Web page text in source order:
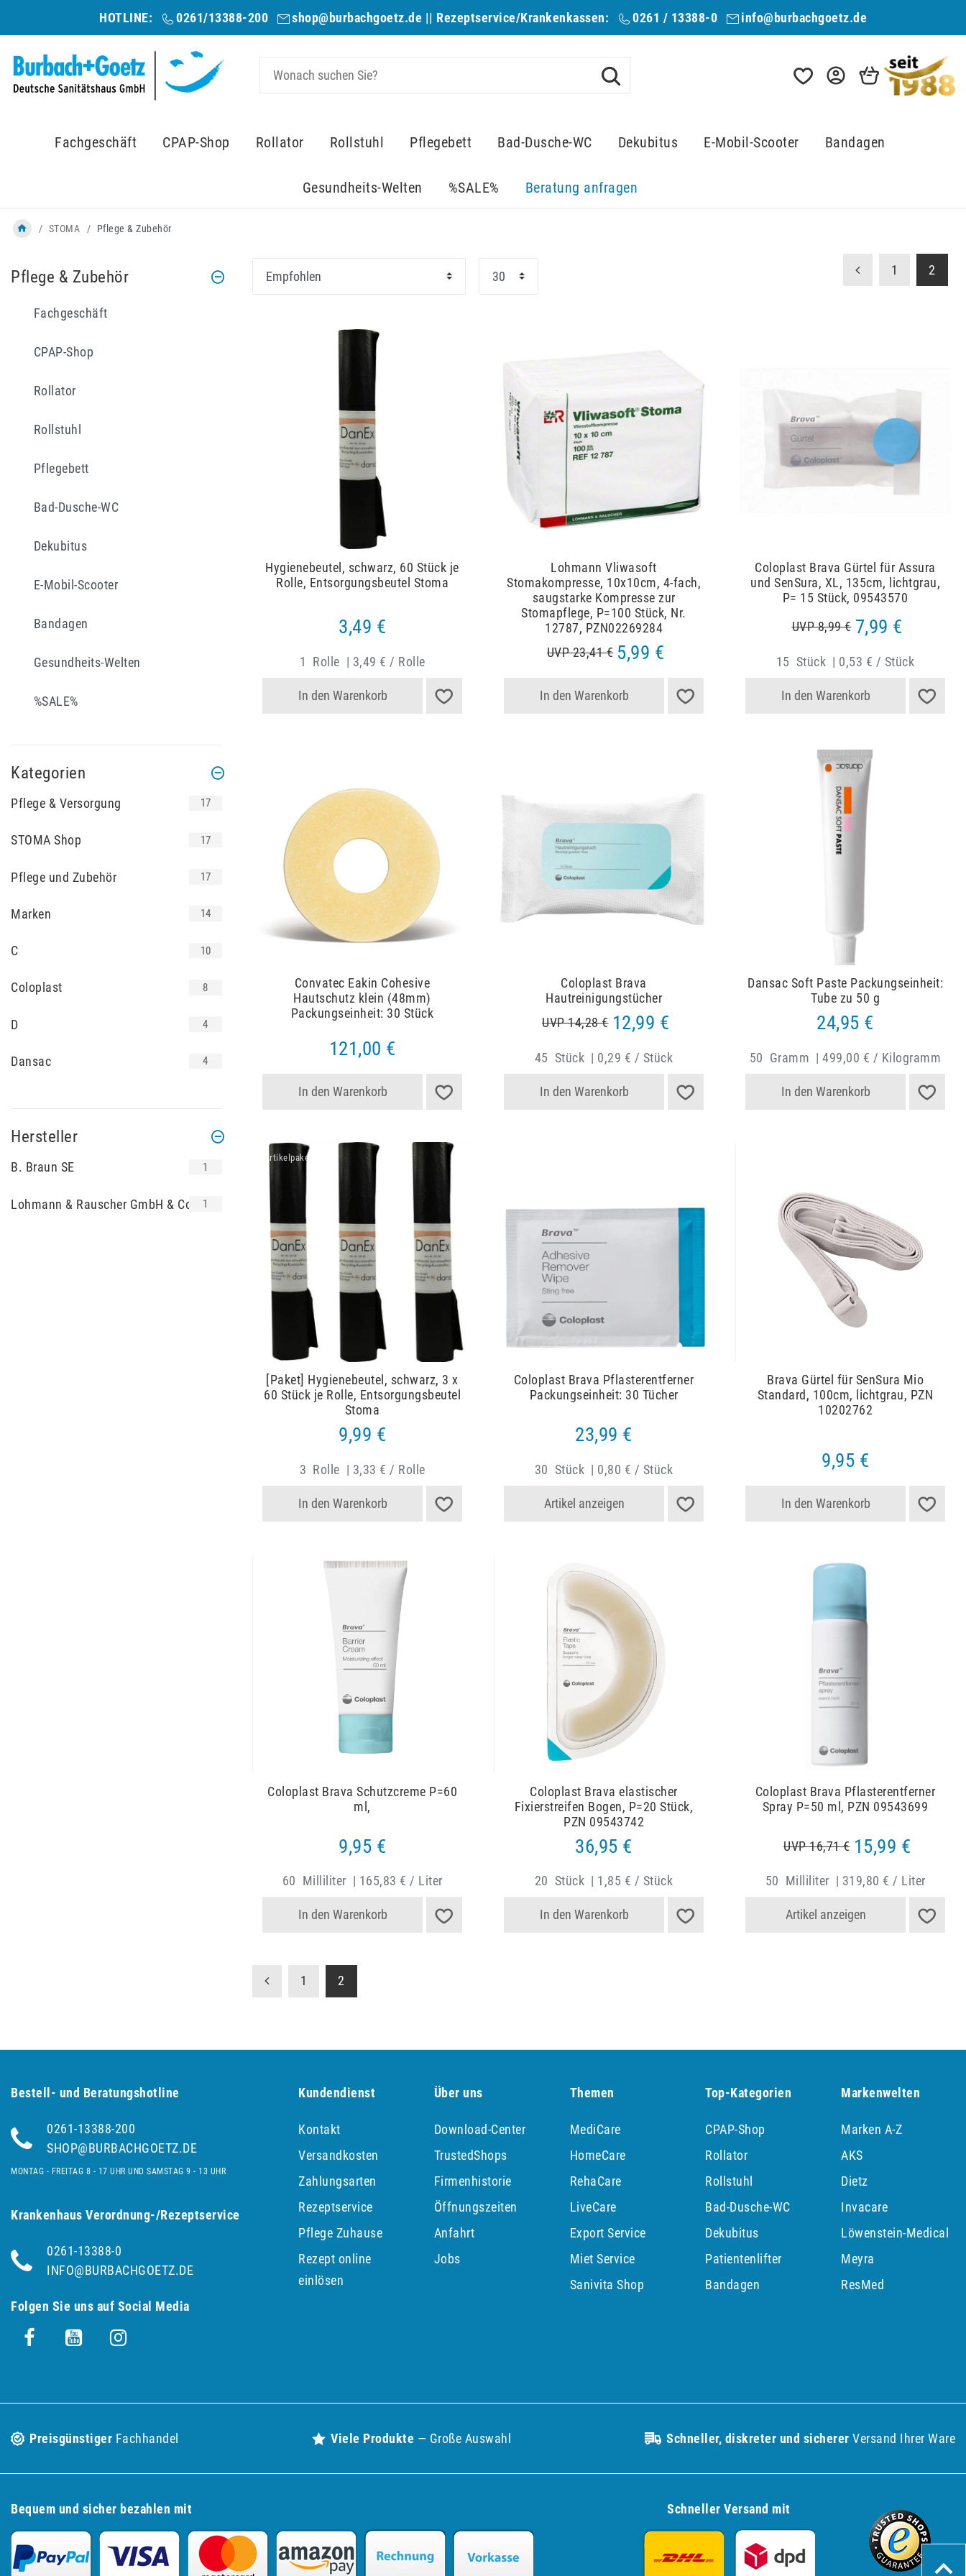
HOTLINE: 0261/13388-200 shop@burbachgoetz.de || Rezeptservice/Krankenkassen: 0261 / 13388-0 info@burbachgoetz.de
Fachgeschäft CPAP-Shop Rollator Rollstuhl Pflegebett Bad-Dusche-WC Dekubitus E-Mobil-Scooter Bandagen
Gesundheits-Welten %SALE% Beratung anfragen
STOMA Pflege & Zubehör
Pflege & Zubehör
Fachgeschäft
CPAP-Shop
Rollator
Rollstuhl
Pflegebett
Bad-Dusche-WC
Dekubitus
E-Mobil-Scooter
Bandagen
Gesundheits-Welten
%SALE%
Kategorien
Pflege & Versorgung 17
STOMA Shop 17
Pflege und Zubehör 17
Marken 14
C 10
Coloplast 8
D 4
Dansac 4
Hersteller
B. Braun SE 1
Lohmann & Rauscher GmbH & Co. KG
1
1 2
Hygienebeutel, schwarz, 60 Stück je
Rolle, Entsorgungsbeutel Stoma
3,49 €
1 Rolle | 3,49 € / Rolle
In den Warenkorb
Lohmann Vliwasoft
Stomakompresse, 10x10cm, 4-fach,
saugstarke Kompresse zur
Stomapflege, P=100 Stück, Nr.
12787, PZN02269284
UVP 23,41 € 5,99 €
In den Warenkorb
Coloplast Brava Gürtel für Assura
und SenSura, XL, 135cm, lichtgrau,
P= 15 Stück, 09543570
UVP 8,99 € 7,99 €
15 Stück | 0,53 € / Stück
In den Warenkorb
Convatec Eakin Cohesive
Hautschutz klein (48mm)
Packungseinheit: 30 Stück
121,00 €
In den Warenkorb
Coloplast Brava
Hautreinigungstücher
UVP 14,28 € 12,99 €
45 Stück | 0,29 € / Stück
In den Warenkorb
Dansac Soft Paste Packungseinheit:
Tube zu 50 g
24,95 €
50 Gramm | 499,00 € / Kilogramm
In den Warenkorb
Artikelpaket
[Paket] Hygienebeutel, schwarz, 3 x
60 Stück je Rolle, Entsorgungsbeutel
Stoma
9,99 €
3 Rolle | 3,33 € / Rolle
In den Warenkorb
Coloplast Brava Pflasterentferner
Packungseinheit: 30 Tücher
23,99 €
30 Stück | 0,80 € / Stück
Artikel anzeigen
Brava Gürtel für SenSura Mio
Standard, 100cm, lichtgrau, PZN
10202762
9,95 €
In den Warenkorb
Coloplast Brava Schutzcreme P=60
ml,
9,95 €
60 Milliliter | 165,83 € / Liter
In den Warenkorb
Coloplast Brava elastischer
Fixierstreifen Bogen, P=20 Stück,
PZN 09543742
36,95 €
20 Stück | 1,85 € / Stück
In den Warenkorb
Coloplast Brava Pflasterentferner
Spray P=50 ml, PZN 09543699
UVP 16,71 € 15,99 €
50 Milliliter | 319,80 € / Liter
Artikel anzeigen
1 2
Bestell- und Be­ra­tungs­hot­line
0261-13388-200
SHOP@BURBACHGOETZ.DE
MONTAG - FREITAG 8 - 17 UHR UND SAMSTAG 9 - 13 UHR
Krankenhaus Verordnung-/Rezeptservice
0261-13388-0
INFO@BURBACHGOETZ.DE
Folgen Sie uns auf Social Media
Kundendienst
Kontakt
Versandkosten
Zahlungsarten
Rezeptservice
Pflege Zuhause
Rezept online
einlösen
Über uns
Download-Center
TrustedShops
Firmenhistorie
Öffnungszeiten
Anfahrt
Jobs
Themen
MediCare
HomeCare
RehaCare
LiveCare
Export Service
Miet Service
Sanivita Shop
Top-Kategorien
CPAP-Shop
Rollator
Rollstuhl
Bad-Dusche-WC
Dekubitus
Patientenlifter
Bandagen
Markenwelten
Marken A-Z
AKS
Dietz
Invacare
Löwenstein-Medical
Meyra
ResMed
Preisgünstiger Fachhandel Viele Produkte — Große Auswahl Schneller, diskreter und sicherer Versand Ihrer Ware
Bequem und sicher bezahlen mit Schneller Versand mit